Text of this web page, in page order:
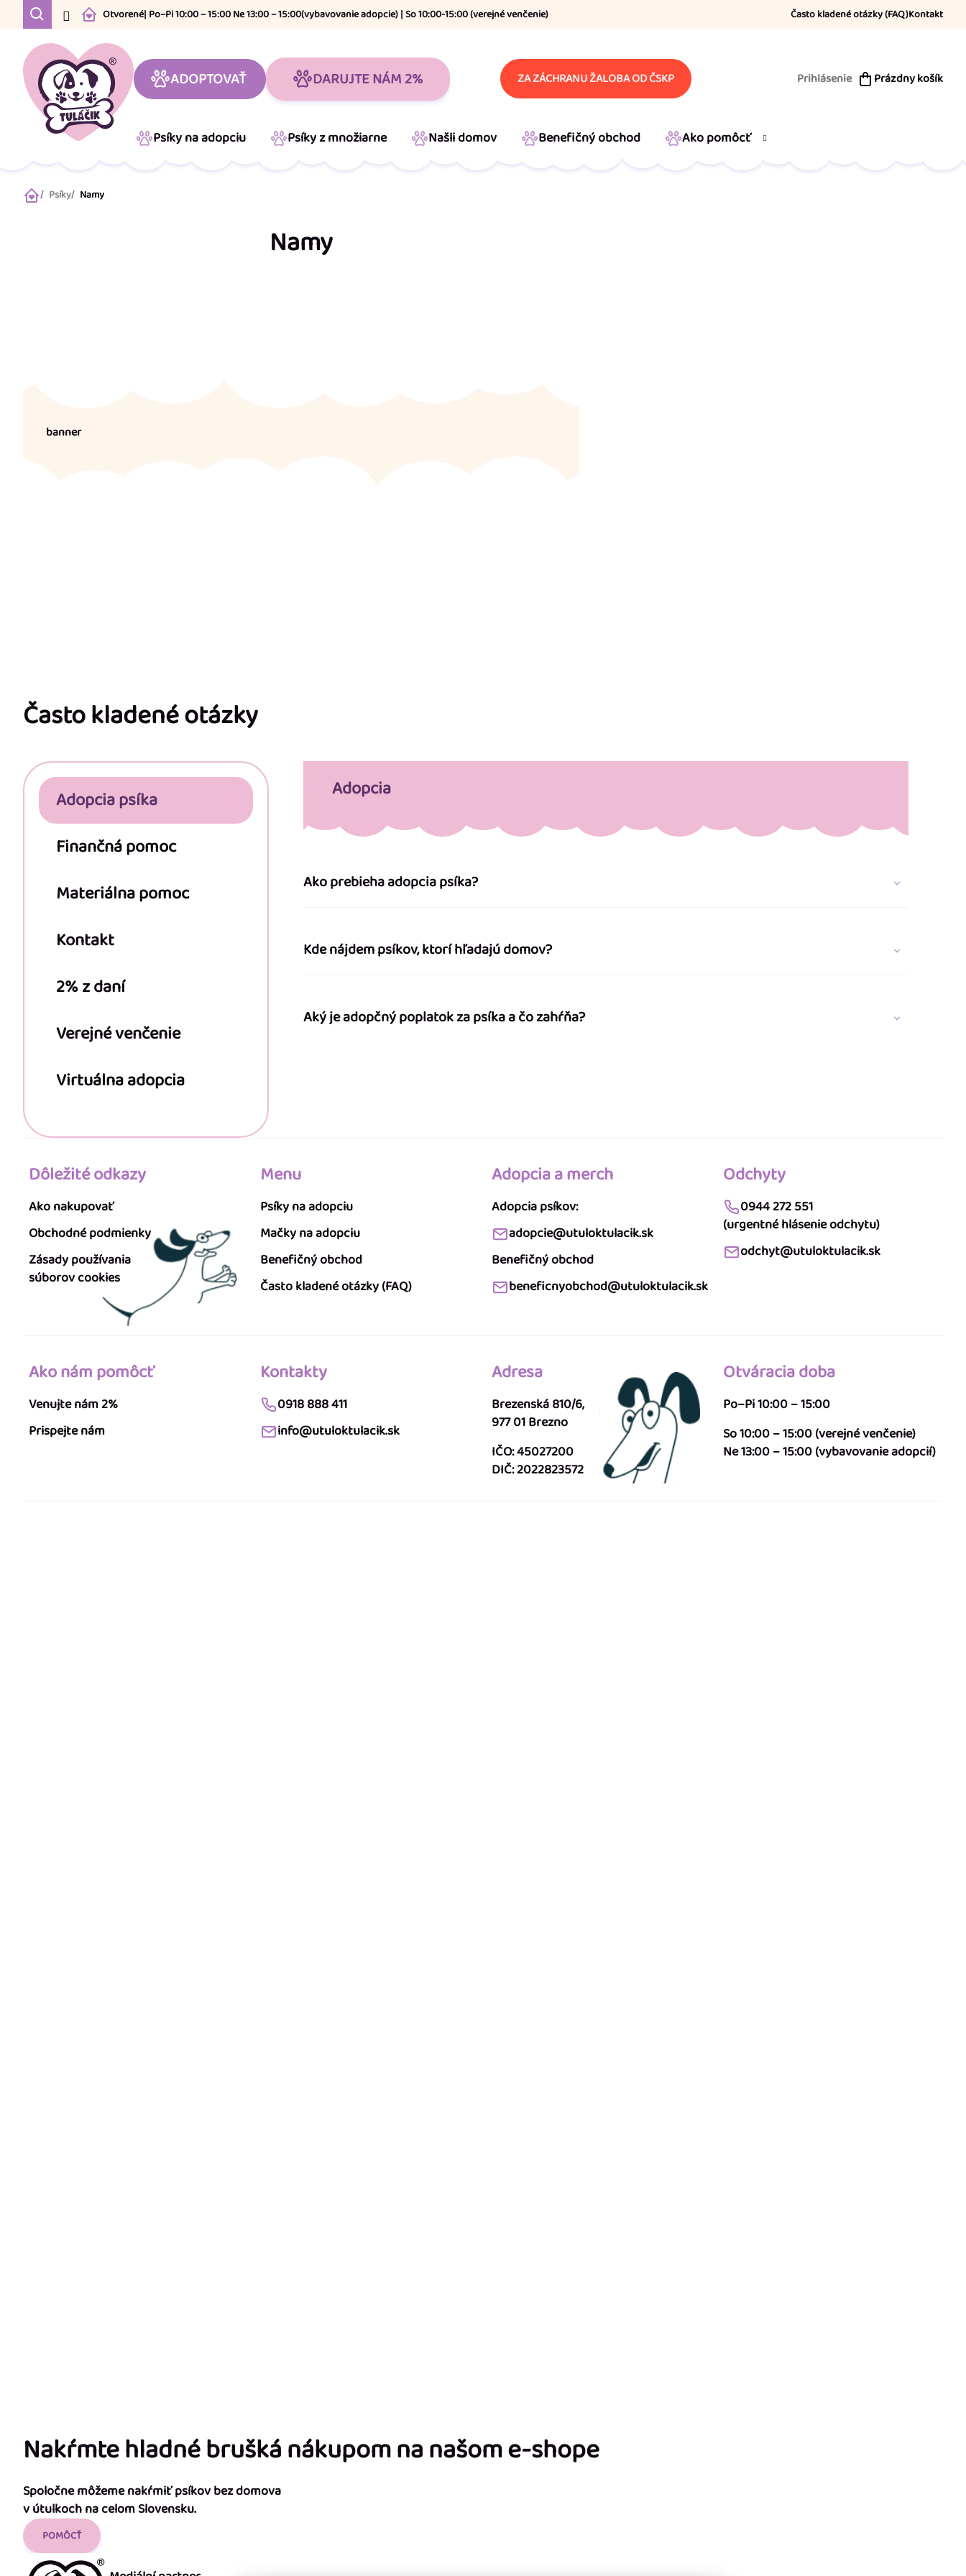
Často kladené otázky (FAQ)Kontakt
Otvorené| Po–Pi 10:00 – 15:00 Ne 13:00 – 15:00(vybavovanie adopcie) | So 10:00-15:00 (verejné venčenie)
ADOPTOVAŤ DARUJTE NÁM 2% ZA ZÁCHRANU ŽALOBA OD ČSKP Prihlásenie
NÁKUPNÝ
Prázdny košík
Psíky na adopciu Psíky z množiarne Našli domov Benefičný obchod Ako pomôcť
DomovPsíky Namy
Namy
banner
Často kladené otázky
Adopcia psíka
Finančná pomoc
Materiálna pomoc
Kontakt
2% z daní
Verejné venčenie
Virtuálna adopcia
Adopcia
Ako prebieha adopcia psíka?
Kde nájdem psíkov, ktorí hľadajú domov?
Aký je adopčný poplatok za psíka a čo zahŕňa?
Dôležité odkazy
Ako nakupovať
Obchodné podmienky
Zásady používania
súborov cookies
Menu
Psíky na adopciu
Mačky na adopciu
Benefičný obchod
Často kladené otázky (FAQ)
Adopcia a merch
Adopcia psíkov:
adopcie@utuloktulacik.sk
Benefičný obchod
beneficnyobchod@utuloktulacik.sk
Odchyty
0944 272 551
(urgentné hlásenie odchytu)
odchyt@utuloktulacik.sk
Ako nám pomôcť
Venujte nám 2%
Prispejte nám
Kontakty
0918 888 411
info@utuloktulacik.sk
Adresa
Brezenská 810/6,
977 01 Brezno
IČO: 45027200
DIČ: 2022823572
Otváracia doba
Po–Pi 10:00 – 15:00
So 10:00 – 15:00 (verejné venčenie)
Ne 13:00 – 15:00 (vybavovanie adopcií)
Nakŕmte hladné brušká nákupom na našom e-shope
Spoločne môžeme nakŕmiť psíkov bez domova
v útulkoch na celom Slovensku.
POMÔCŤ